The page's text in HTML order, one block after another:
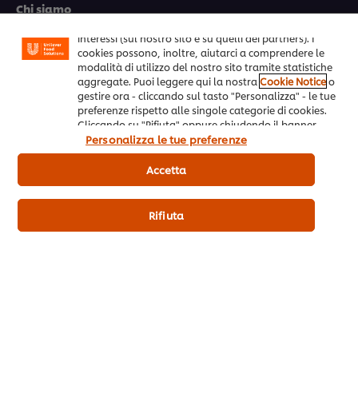
Chi siamo
Contattaci
Registrazione alla newsletter
Preferenze cookie
Seleziona il tuo paese
Please Recycle
interessi (sul nostro sito e su quelli dei partners). I
cookies possono, inoltre, aiutarci a comprendere le
modalità di utilizzo del nostro sito tramite statistiche
aggregate. Puoi leggere qui la nostraCookie Noticeo
gestire ora - cliccando sul tasto "Personalizza" - le tue
preferenze rispetto alle singole categorie di cookies.
Cliccando su "Rifiuta" oppure chiudendo il banner
tramite la X a destra, saranno utilizzati solo i cookies
necessari e tecnici. Invece, cliccando su "Accetta",
acconsenti all’utilizzo di tutti i cookie del nostro sito.
Personalizza le tue preferenze
Rifiuta
Accetta